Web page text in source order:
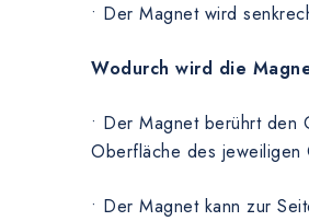
• Der Magnet wird
Wodurch wird die
• Der Magnet berührt den
Oberfläche des jeweiligen
• Der Magnet kann zur